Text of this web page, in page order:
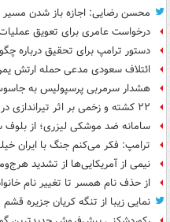
محسن رضایی: اجازه باز شدن مسیر
درخواست عامری برای تعویق عملیات
دستور ترامپ برای تحقیق درباره
ائتلاف سعودی مدعی حمله ارتش
هشدار سرمربی پرسپولیس به
۲۲ کشته و زخمی بر اثر تیراندازی در یک مدرسه در تایلند+ فیلم
سامانه ضد موشکی لیزری؛ از بلوف
ترامپ: فکر می‌کنم جنگ با ایران
نیمی از آمریکایی‌ها از تشدید
از حذف نام همسر تا تغییر نام
نمایی زیبا از تنگه کریان جزیره قشم